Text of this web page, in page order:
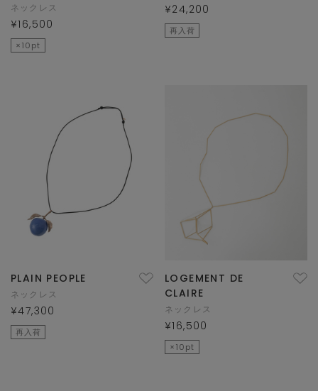
ネックレス
¥16,500
×10pt
¥24,200
再入荷
PLAIN PEOPLE
ネックレス
¥47,300
再入荷
LOGEMENT DE
CLAIRE
ネックレス
¥16,500
×10pt